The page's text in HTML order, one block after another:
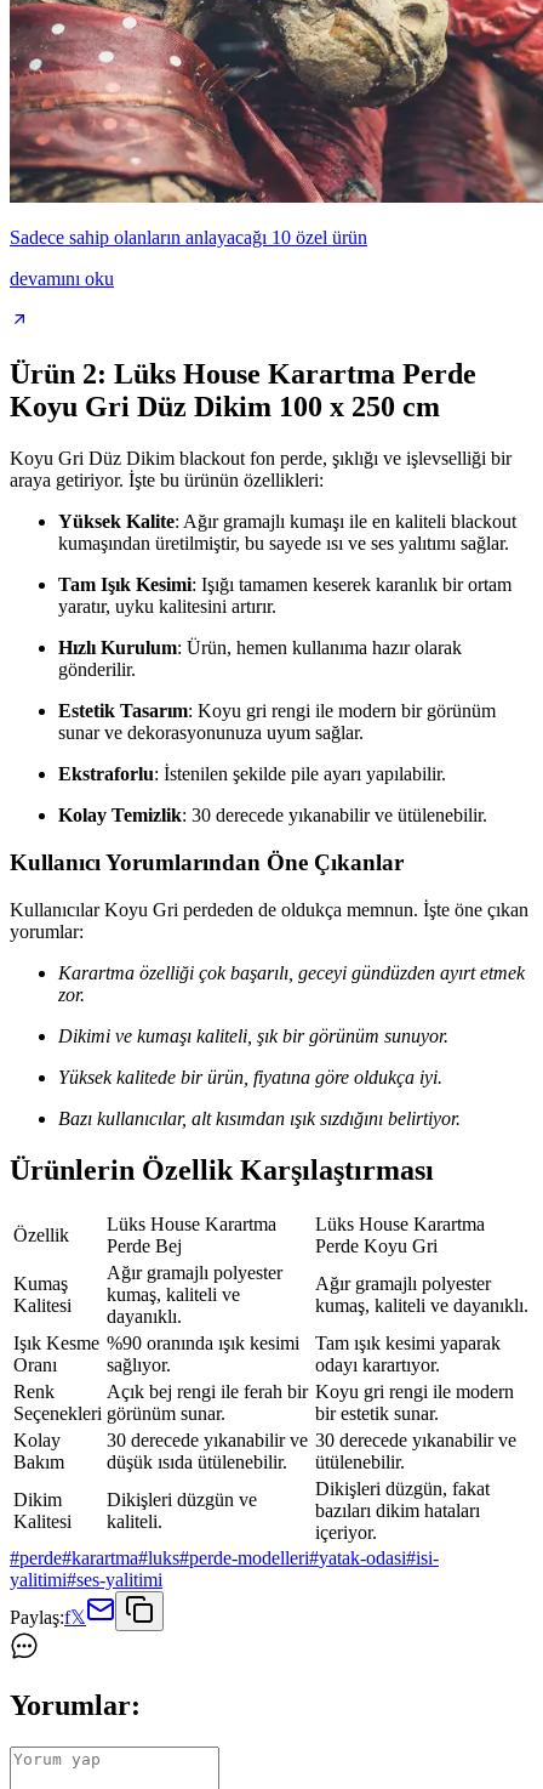
Sadece sahip olanların anlayacağı 10 özel ürün
devamını oku
Ürün 2: Lüks House Karartma Perde
Koyu Gri Düz Dikim 100 x 250 cm
Koyu Gri Düz Dikim blackout fon perde, şıklığı ve işlevselliği bir
araya getiriyor. İşte bu ürünün özellikleri:
Yüksek Kalite: Ağır gramajlı kumaşı ile en kaliteli blackout
kumaşından üretilmiştir, bu sayede ısı ve ses yalıtımı sağlar.
Tam Işık Kesimi: Işığı tamamen keserek karanlık bir ortam
yaratır, uyku kalitesini artırır.
Hızlı Kurulum: Ürün, hemen kullanıma hazır olarak
gönderilir.
Estetik Tasarım: Koyu gri rengi ile modern bir görünüm
sunar ve dekorasyonunuza uyum sağlar.
Ekstraforlu: İstenilen şekilde pile ayarı yapılabilir.
Kolay Temizlik: 30 derecede yıkanabilir ve ütülenebilir.
Kullanıcı Yorumlarından Öne Çıkanlar
Kullanıcılar Koyu Gri perdeden de oldukça memnun. İşte öne çıkan
yorumlar:
Karartma özelliği çok başarılı, geceyi gündüzden ayırt etmek
zor.
Dikimi ve kumaşı kaliteli, şık bir görünüm sunuyor.
Yüksek kalitede bir ürün, fiyatına göre oldukça iyi.
Bazı kullanıcılar, alt kısımdan ışık sızdığını belirtiyor.
Ürünlerin Özellik Karşılaştırması
Özellik
Lüks House Karartma
Perde Bej
Lüks House Karartma
Perde Koyu Gri
Kumaş
Kalitesi
Ağır gramajlı polyester
kumaş, kaliteli ve
dayanıklı.
Ağır gramajlı polyester
kumaş, kaliteli ve dayanıklı.
Işık Kesme
Oranı
%90 oranında ışık kesimi
sağlıyor.
Tam ışık kesimi yaparak
odayı karartıyor.
Renk
Seçenekleri
Açık bej rengi ile ferah bir
görünüm sunar.
Koyu gri rengi ile modern
bir estetik sunar.
Kolay
Bakım
30 derecede yıkanabilir ve
düşük ısıda ütülenebilir.
30 derecede yıkanabilir ve
ütülenebilir.
Dikim
Kalitesi
Dikişleri düzgün ve
kaliteli.
Dikişleri düzgün, fakat
bazıları dikim hataları
içeriyor.
#perde#karartma#luks#perde-modelleri#yatak-odasi#isi-
yalitimi#ses-yalitimi
Paylaş:f𝕏
Yorumlar: